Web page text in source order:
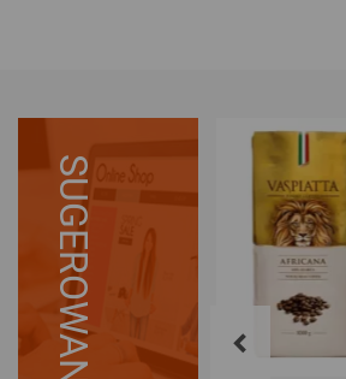
SUGEROWANE